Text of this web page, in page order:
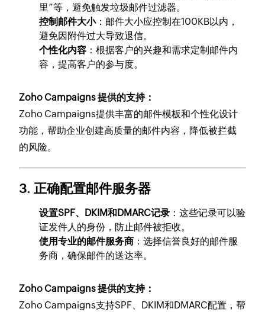
里”等，避免触发垃圾邮件过滤器。
控制邮件大小：邮件大小应控制在100KB以内，
避免因附件过大导致退信。
个性化内容 ：根据客户的兴趣和需求定制邮件内
容，提高客户的参与度。
Zoho Campaigns 提供的支持：
Zoho Campaigns提供丰富的邮件模板和个性化设计
功能，帮助企业创建高质量的邮件内容，降低被拦截
的风险。
3.正确配置邮件服务器
设置SPF、DKIM和DMARC记录 ：这些记录可以验
证发件人的身份，防止邮件被拒收。
使用专业的邮件服务商 ：选择信誉良好的邮件服
务商，确保邮件的送达率。
Zoho Campaigns 提供的支持：
Zoho Campaigns支持SPF、DKIM和DMARC配置，帮